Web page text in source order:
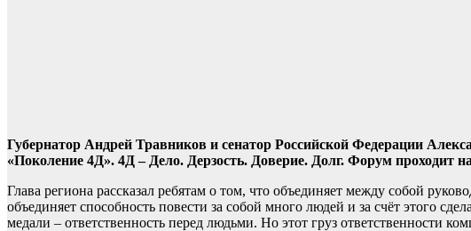
Губернатор Андрей Травников и сенатор Российской Федерации
«Поколение 4Д». 4Д – Дело. Дерзость. Доверие. Долг. Форум проходит
Глава региона рассказал ребятам о том, что объединяет между собой
объединяет способность повести за собой много людей и за счёт этого
медали – ответственность перед людьми. Но этот груз ответственности